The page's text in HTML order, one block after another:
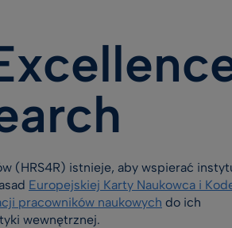
(HRS4R) istnieje, aby wspierać
Europejskiej Karty Naukowca i
pracowników naukowych do ich
wewnętrznej.